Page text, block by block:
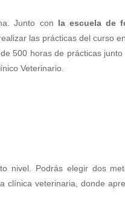
Junto con la escuela de
las prácticas del curso
500 horas de prácticas
Veterinario.
nivel. Podrás elegir dos
clínica veterinaria, donde